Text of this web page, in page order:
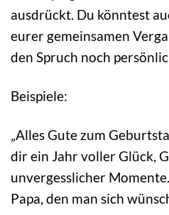
ausdrückt. Du könntest
eurer gemeinsamen
den Spruch noch
Beispiele:
„Alles Gute zum
dir ein Jahr voller Glück,
unvergesslicher
Papa, den man sich